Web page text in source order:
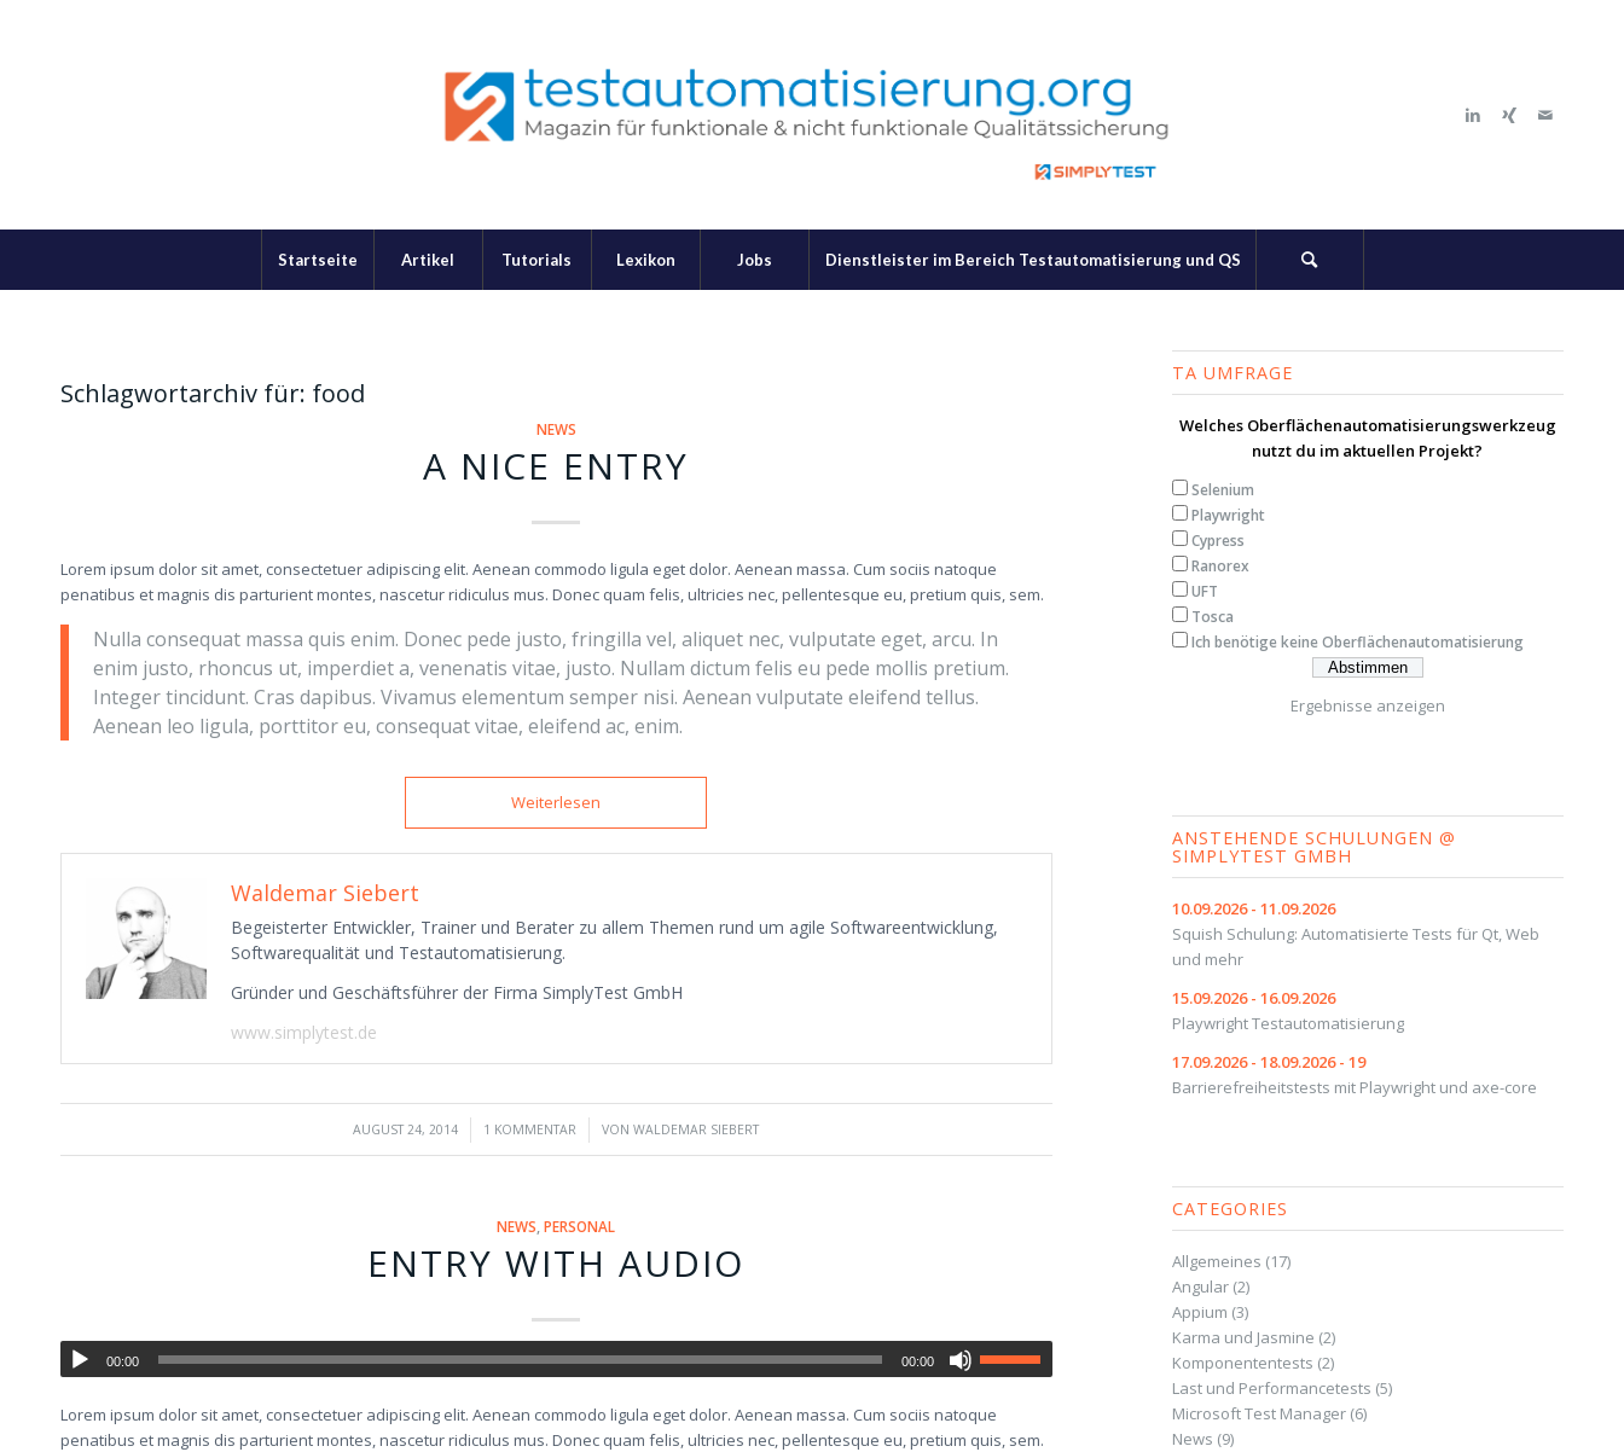
Startseite Artikel Tutorials Lexikon Jobs Dienstleister im Bereich Testautomatisierung und QS
Schlagwortarchiv für: food
NEWS
A NICE ENTRY
Lorem ipsum dolor sit amet, consectetuer adipiscing elit. Aenean commodo ligula eget dolor. Aenean massa. Cum sociis natoque
penatibus et magnis dis parturient montes, nascetur ridiculus mus. Donec quam felis, ultricies nec, pellentesque eu, pretium quis, sem.
Nulla consequat massa quis enim. Donec pede justo, fringilla vel, aliquet nec, vulputate eget, arcu. In
enim justo, rhoncus ut, imperdiet a, venenatis vitae, justo. Nullam dictum felis eu pede mollis pretium.
Integer tincidunt. Cras dapibus. Vivamus elementum semper nisi. Aenean vulputate eleifend tellus.
Aenean leo ligula, porttitor eu, consequat vitae, eleifend ac, enim.
Weiterlesen
Waldemar Siebert
Begeisterter Entwickler, Trainer und Berater zu allem Themen rund um agile Softwareentwicklung,
Softwarequalität und Testautomatisierung.
Gründer und Geschäftsführer der Firma SimplyTest GmbH
www.simplytest.de
AUGUST 24, 2014
/ 1 KOMMENTAR
/ VONWALDEMAR SIEBERT
NEWS ,PERSONAL
ENTRY WITH AUDIO
00:00 00:00
Lorem ipsum dolor sit amet, consectetuer adipiscing elit. Aenean commodo ligula eget dolor. Aenean massa. Cum sociis natoque
penatibus et magnis dis parturient montes, nascetur ridiculus mus. Donec quam felis, ultricies nec, pellentesque eu, pretium quis, sem.
TA UMFRAGE
Welches Oberflächenautomatisierungswerkzeug
nutzt du im aktuellen Projekt?
Selenium
Playwright
Cypress
Ranorex
UFT
Tosca
Ich benötige keine Oberflächenautomatisierung
Ergebnisse anzeigen
ANSTEHENDE SCHULUNGEN @
SIMPLYTEST GMBH
10.09.2026 - 11.09.2026
Squish Schulung: Automatisierte Tests für Qt, Web
und mehr
15.09.2026 - 16.09.2026
Playwright Testautomatisierung
17.09.2026 - 18.09.2026 - 19
Barrierefreiheitstests mit Playwright und axe-core
CATEGORIES
Allgemeines (17)
Angular(2)
Appium (3)
Karma und Jasmine (2)
Komponententests (2)
Last und Performancetests (5)
Microsoft Test Manager(6)
News (9)